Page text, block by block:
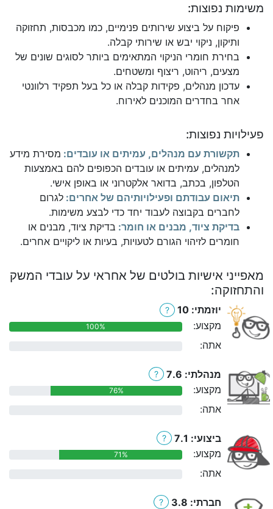
משימות נפוצות:
פיקוח על ביצוע שירותים פנימיים, כמו מכבסות, תחזוקה
ותיקון, ניקוי יבש או שירותי קבלה.
בחירת חומרי הניקוי המתאימים ביותר לסוגים שונים של
מצעים, ריהוט, ריצוף ומשטחים.
עדכון מנהלים, פקידות קבלה או כל בעל תפקיד רלוונטי
אחר בחדרים המוכנים לאירוח.
פעילויות נפוצות:
תקשורת עם מנהלים, עמיתים או עובדים: מסירת מידע
למנהלים, עמיתים או עובדים הכפופים להם באמצעות
הטלפון, בכתב, בדואר אלקטרוני או באופן אישי.
תיאום עבודתם ופעילויותיהם של אחרים: לגרום
לחברים בקבוצה לעבוד יחד כדי לבצע משימות.
בדיקת ציוד, מבנים או חומר: בדיקת ציוד, מבנים או
חומרים לזיהוי הגורם לטעויות, בעיות או ליקויים אחרים.
מאפייני אישיות בולטים של אחראי על עובדי המשק
והתחזוקה:
יוזמתי: 10 ?
מקצוע: 100%
אתה:
מנהלתי: 7.6 ?
מקצוע: 76%
אתה:
ביצועי: 7.1 ?
מקצוע: 71%
אתה:
חברתי: 3.8 ?